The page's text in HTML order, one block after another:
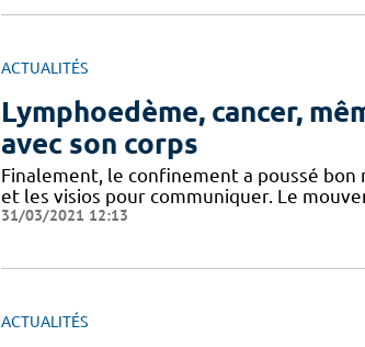
ACTUALITÉS
Lymphoedème, cancer,
avec son corps
Finalement, le confinement a poussé bon
et les visios pour communiquer. Le
31/03/2021 12:13
ACTUALITÉS